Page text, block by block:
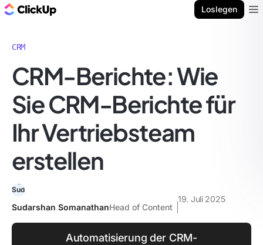
Loslegen
CRM
CRM-Berichte: Wie
Sie CRM-Berichte für
Ihr Vertriebsteam
erstellen
Sudarshan SomanathanHead of Content
19. Juli 2025
Automatisierung der CRM-